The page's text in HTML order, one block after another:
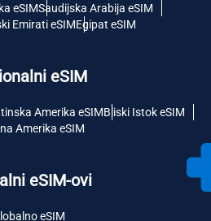
eSIMSaudijska Arabija eSIM
Emirati eSIMEgipat eSIM
eSIM
Amerika eSIMBliski Istok eSIM
Amerika eSIM
eSIM-ovi
eSIM